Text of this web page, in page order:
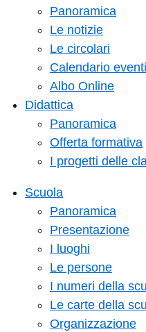
Panoramica
Le notizie
Le circolari
Calendario eventi
Albo Online
Didattica
Panoramica
Offerta formativa
I progetti delle
Scuola
Panoramica
Presentazione
I luoghi
Le persone
I numeri della
Le carte della
Organizzazione